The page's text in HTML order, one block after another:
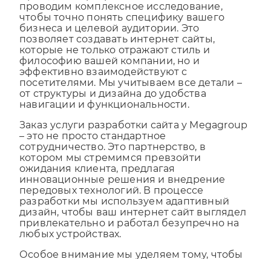
Прежде чем разработать ваш сайт, мы
проводим комплексное исследование,
чтобы точно понять специфику вашего
бизнеса и целевой аудитории. Это
позволяет создавать интернет сайты,
которые не только отражают стиль и
философию вашей компании, но и
эффективно взаимодействуют с
посетителями. Мы учитываем все детали –
от структуры и дизайна до удобства
Заказ услуги разработки сайта у Megagroup
– это не просто стандартное
сотрудничество. Это партнерство, в
котором мы стремимся превзойти
ожидания клиента, предлагая
инновационные решения и внедрение
передовых технологий. В процессе
разработки мы используем адаптивный
дизайн, чтобы ваш интернет сайт выглядел
привлекательно и работал безупречно на